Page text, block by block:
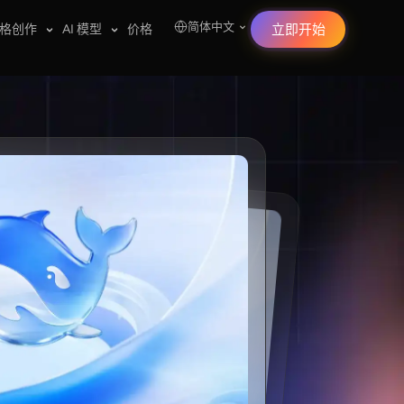
创作 AI 模型 价格 简体中文 立即开始